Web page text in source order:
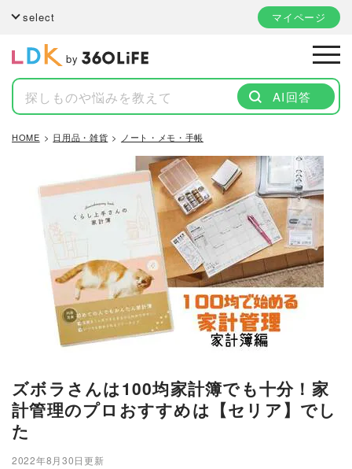
select マイページ
by
AI回答
HOME 日用品・雑貨 ノート・メモ・手帳
ズボラさんは100均家計簿でも十分！家
計管理のプロおすすめは【セリア】でし
た
2022年8月30日更新